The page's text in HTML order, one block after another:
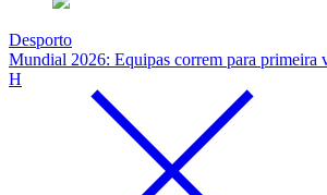
Desporto
Mundial 2026: Equipas correm para primeira
H